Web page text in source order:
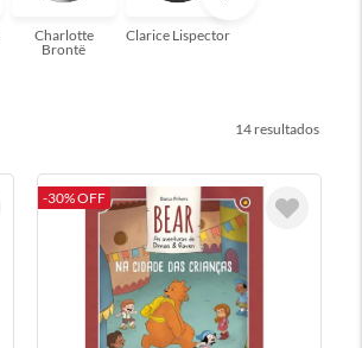
Charlotte
Brontë
Clarice Lispector
14
-30% OFF